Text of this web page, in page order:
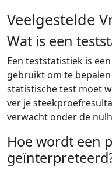
Veelgestelde
Wat is een
Een teststatistiek is
gebruikt om te
statistische test moet
ver je
verwacht onder de
Hoe wordt een